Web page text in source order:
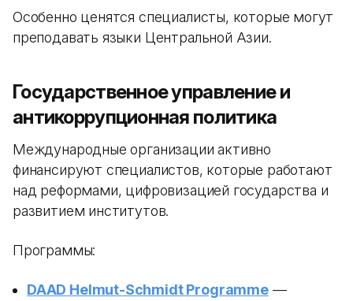
Особенно ценятся специалисты, которые могут
преподавать языки Центральной Азии.
Государственное управление и
антикоррупционная политика
Международные организации активно
финансируют специалистов, которые работают
над реформами, цифровизацией государства и
развитием институтов.
Программы:
DAAD Helmut-Schmidt Programme—